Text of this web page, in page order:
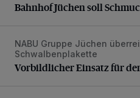
Bahnhof Jüchen soll
Vorbildlicher Einsatz für den
NABU Gruppe Jüchen
Schwalbenplakette
Vorbildlicher Einsatz für